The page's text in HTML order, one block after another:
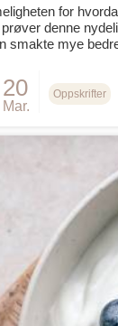
for
denne
smakte mye
20
Mar.
Oppskrifter